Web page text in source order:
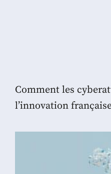
Comment les
l’innovation